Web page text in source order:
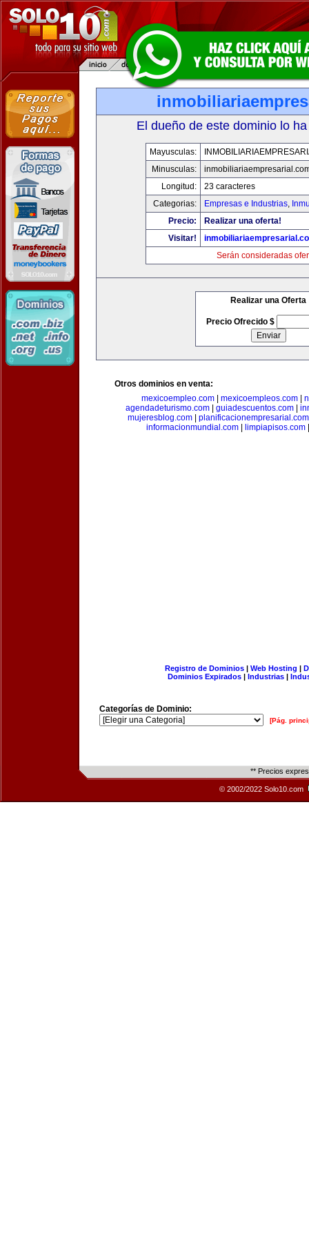
El dueño de este dominio lo
Mayusculas:
Minusculas:
Longitud:
23 caracteres
Categorias:
Empresas e Industrias,
Precio:
Realizar una oferta!
Visitar!
Serán consideradas
Realizar una Oferta
Precio Ofrecido $
Otros dominios en venta:
mexicoempleo.com
mexicoempleos.com
agendadeturismo.com
guiadescuentos.com
mujeresblog.com
planificacionempresarial.com
informacionmundial.com| limpiapisos.com
Registro de Dominios| Web Hosting |
Dominios Expirados | Industrias |
Categorías de Dominio:
[Pág.
** Precios
© 2002/2022 Solo10.com